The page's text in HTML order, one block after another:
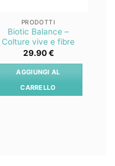
PRODOTTI
Biotic Balance –
Colture vive e fibre
29.90€
AGGIUNGI AL
CARRELLO